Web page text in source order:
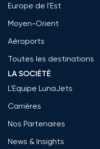
Europe de l'Est
Moyen-Orient
Aéroports
Toutes les destinations
LA SOCIÉTÉ
L'Equipe LunaJets
Carrières
Nos Partenaires
News & Insights